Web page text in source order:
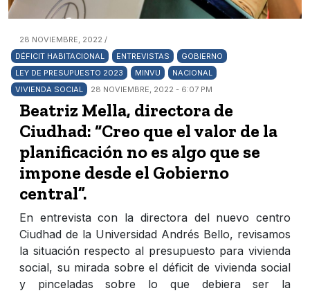
28 NOVIEMBRE, 2022 /
DÉFICIT HABITACIONAL
ENTREVISTAS
GOBIERNO
LEY DE PRESUPUESTO 2023
MINVU
NACIONAL
VIVIENDA SOCIAL
28 NOVIEMBRE, 2022 - 6:07 PM
Beatriz Mella, directora de
Ciudhad: “Creo que el valor de la
planificación no es algo que se
impone desde el Gobierno
central”.
En entrevista con la directora del nuevo centro
Ciudhad de la Universidad Andrés Bello, revisamos
la situación respecto al presupuesto para vivienda
social, su mirada sobre el déficit de vivienda social
y pinceladas sobre lo que debiera ser la